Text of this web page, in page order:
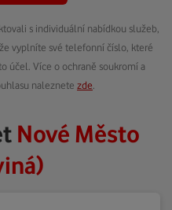
s individuální nabídkou služeb,
vyplníte své telefonní číslo, které
účel. Více o ochraně soukromí a
naleznete zde
Nové Město